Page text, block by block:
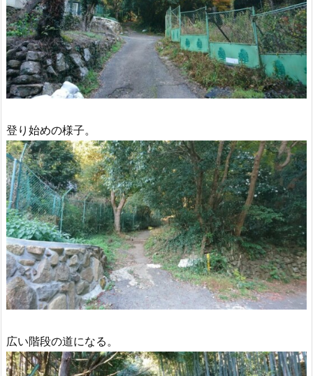
登り始めの様子。
広い階段の道になる。